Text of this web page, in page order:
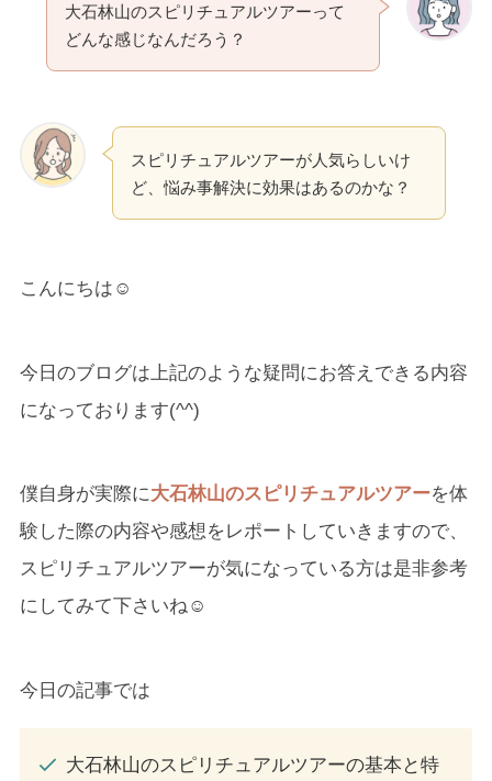
大石林山のスピリチュアルツアーって
どんな感じなんだろう？
スピリチュアルツアーが人気らしいけ
ど、悩み事解決に効果はあるのかな？
こんにちは☺
今日のブログは上記のような疑問にお答えできる内容
になっております(^^)
僕自身が実際に大石林山のスピリチュアルツアーを体
験した際の内容や感想をレポートしていきますので、
スピリチュアルツアーが気になっている方は是非参考
にしてみて下さいね☺
今日の記事では
大石林山のスピリチュアルツアーの基本と特